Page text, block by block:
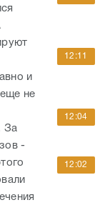
и
не
За
-
12:11
12:04
12:02